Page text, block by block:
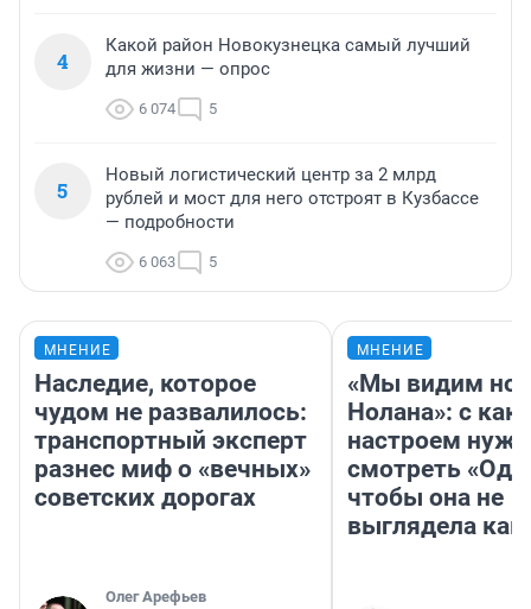
4
Какой район Новокузнецка самый лучший
для жизни — опрос
6 074 5
5
Новый логистический центр за 2 млрд
рублей и мост для него отстроят в Кузбассе
— подробности
6 063 5
МНЕНИЕ
Наследие, которое
чудом не развалилось:
транспортный эксперт
разнес миф о «вечных»
советских дорогах
Олег Арефьев
МНЕНИЕ
«Мы видим
Нолана»: с
настроем
смотреть
чтобы она не
выглядела как